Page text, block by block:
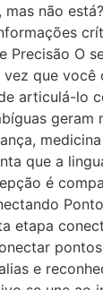
não
Precisão O
que você
articulá-lo
geram
que a
é
etapa
e